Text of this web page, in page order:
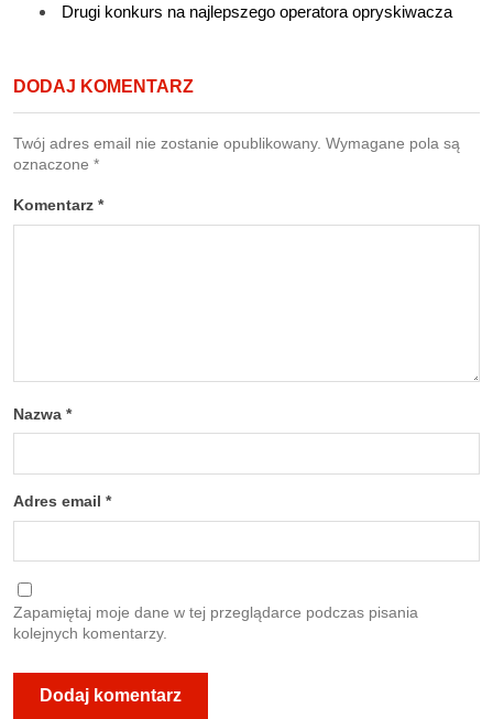
Drugi konkurs na najlepszego operatora opryskiwacza
DODAJ KOMENTARZ
Twój adres email nie zostanie opublikowany. Wymagane pola są
oznaczone *
Komentarz *
Nazwa *
Adres email *
Zapamiętaj moje dane w tej przeglądarce podczas pisania
kolejnych komentarzy.